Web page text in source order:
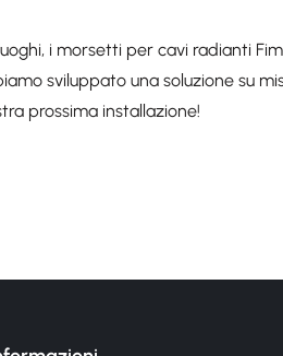
i morsetti per cavi radianti
sviluppato una soluzione su
prossima installazione!